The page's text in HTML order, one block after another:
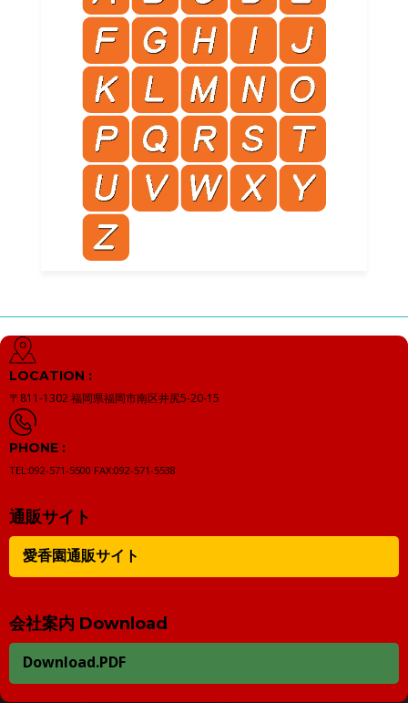
LOCATION :
〒811-1302福岡県福岡市南区井尻5-20-15
PHONE :
TEL:092-571-5500 FAX:092-571-5538
通販サイト
愛香園通販サイト
会社案内 Download
Download.PDF